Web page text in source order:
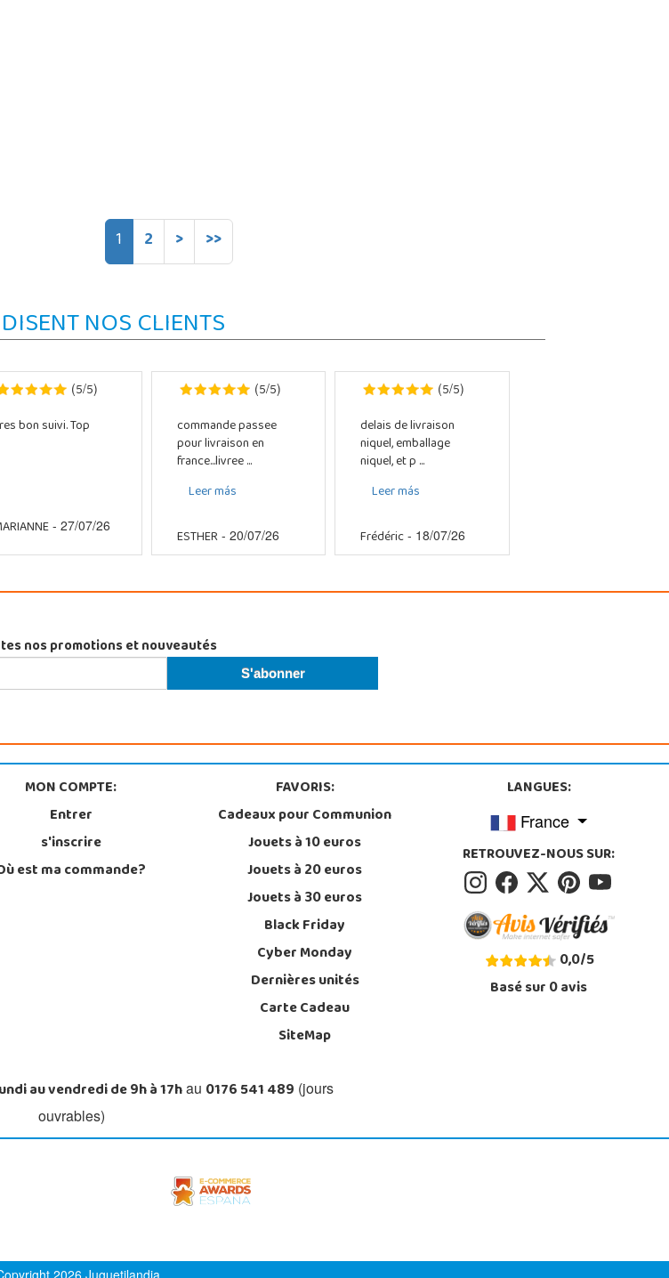
1 2 > >>
NOS CLIENTS
(5/5)
bon suivi. Top
- 27/07/26
(5/5)
commande passee
pour livraison en
france...livree ...
Leer más
ESTHER- 20/07/26
(5/5)
delais de livraison
niquel, emballage
niquel, et p ...
Leer más
Frédéric- 18/07/26
nos promotions et nouveautés
MON COMPTE:
Entrer
s'inscrire
est ma commande?
FAVORIS:
Cadeaux pour Communion
Jouets à 10 euros
Jouets à 20 euros
Jouets à 30 euros
Black Friday
Cyber Monday
Dernières unités
Carte Cadeau
SiteMap
LANGUES:
France
RETROUVEZ-NOUS SUR:
0,0/5
Basé sur0avis
au vendredi de 9h à 17hau 0176 541 489 (jours
ouvrables)
2026 Juguetilandia